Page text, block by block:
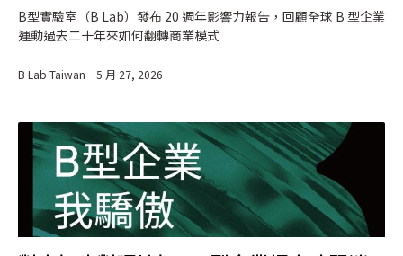
B型實驗室（B Lab）發布 20 週年影響力報告，回顧全球 B 型企業
運動過去二十年來如何翻轉商業模式
B Lab Taiwan 5 月 27, 2026